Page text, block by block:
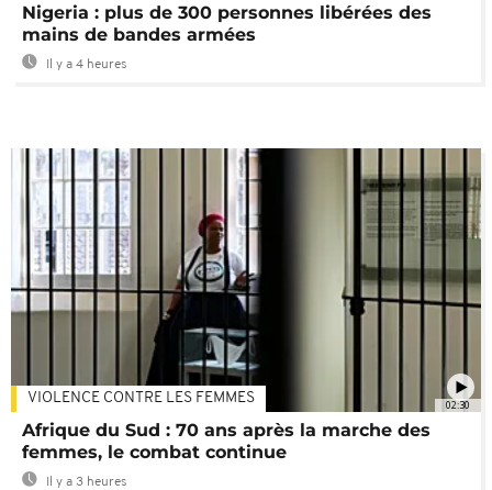
Nigeria : plus de 300 personnes libérées des
mains de bandes armées
Il y a 4 heures
02:30
VIOLENCE CONTRE LES FEMMES
Afrique du Sud : 70 ans après la marche des
femmes, le combat continue
Il y a 3 heures